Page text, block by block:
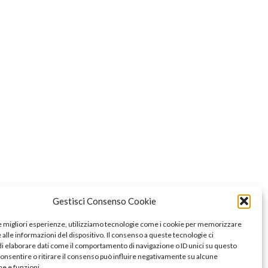
Gestisci Consenso Cookie
migliori esperienze, utilizziamo tecnologie come i cookie per memorizzare
alle informazioni del dispositivo. Il consenso a queste tecnologie ci
elaborare dati come il comportamento di navigazione o ID unici su questo
o ritirare il consenso può influire negativamente su alcune